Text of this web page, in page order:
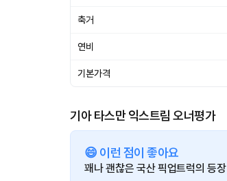
축거
연비
기본가격
기아 타스만 익스트림 오너평가
😄 이런 점이 좋아요
꽤나 괜찮은 국산 픽업트럭의 등장